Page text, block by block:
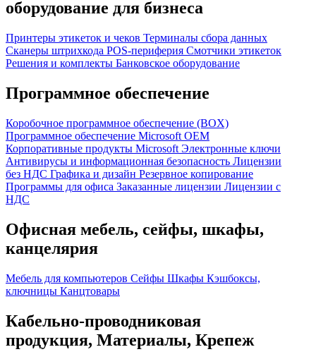
оборудование для бизнеса
Принтеры этикеток и чеков Терминалы сбора данных
Сканеры штрихкода POS-периферия Смотчики этикеток
Решения и комплекты Банковское оборудование
Программное обеспечение
Коробочное программное обеспечение (BOX)
Программное обеспечение Microsoft OEM
Корпоративные продукты Microsoft Электронные ключи
Антивирусы и информационная безопасность Лицензии
без НДС Графика и дизайн Резервное копирование
Программы для офиса Заказанные лицензии Лицензии с
НДС
Офисная мебель, сейфы, шкафы,
канцелярия
Мебель для компьютеров Сейфы Шкафы Кэшбоксы,
ключницы Канцтовары
Кабельно-проводниковая
продукция, Материалы, Крепеж